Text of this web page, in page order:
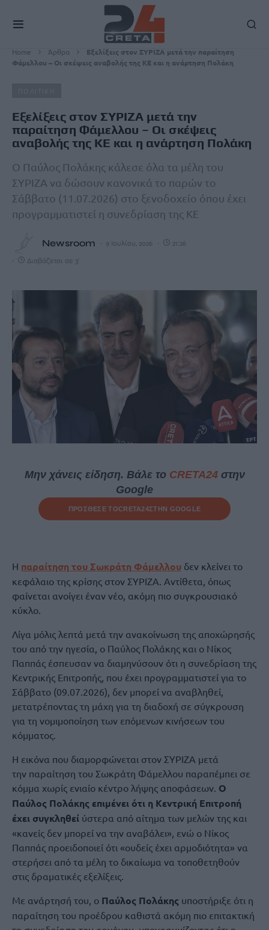
Home Άρθρα
Eξελίξεις στον ΣΥΡΙΖΑ μετά την παραίτηση
Φάμελλου – Oι σκέψεις αναβολής της ΚΕ και η ανάρτηση Πολάκη
Eξελίξεις στον ΣΥΡΙΖΑ μετά την
παραίτηση Φάμελλου – Oι σκέψεις
αναβολής της ΚΕ και η ανάρτηση Πολάκη
Ο Παύλος Πολάκης κάλεσε όλα τα μέλη του
ΣΥΡΙΖΑ να δώσουν κανονικά το παρών το
Σάββατο (11.07.2026) στο ξενοδοχείο όπου έχει
προγραμματιστεί η συνεδρίαση της ΚΕ
Newsroom 9 Ιουλίου, 2026 21:26
Διαβάζεται σε 3'
Μην χάνεις είδηση. Βάλε το CRETA24στην
Google
ΠΡΟΣΘΕΣΕ ΤΟCRETA24ΣΤΗΝ GOOGLE
Η παραίτηση του Σωκράτη Φάμελλου δεν κλείνει το
κεφάλαιο της κρίσης στον ΣΥΡΙΖΑ. Αντίθετα, όπως
φαίνεται ανοίγει έναν νέο, ακόμη πιο συγκρουσιακό
κύκλο.
Λίγα μόλις λεπτά μετά την ανακοίνωση της αποχώρησής
του από την ηγεσία, ο Παύλος Πολάκης και ο Νίκος
Παππάς έσπευσαν να διαμηνύσουν ότι η συνεδρίαση της
Κεντρικής Επιτροπής, που έχει προγραμματιστεί για το
Σάββατο (09.07.2026), δεν μπορεί να αναβληθεί,
μετατρέποντας τη μάχη για τη διαδοχή σε σύγκρουση
για τη νομιμοποίηση των επόμενων κινήσεων του
κόμματος.
Η εικόνα που διαμορφώνεται στον ΣΥΡΙΖΑ μετά
την παραίτηση του Σωκράτη Φάμελλου παραπέμπει σε
κόμμα χωρίς ενιαίο κέντρο λήψης αποφάσεων. Ο
Παύλος Πολάκης επιμένει ότι η Κεντρική Επιτροπή
έχει συγκληθεί ύστερα από αίτημα των μελών της και
«κανείς δεν μπορεί να την αναβάλει», ενώ ο Νίκος
Παππάς προειδοποιεί ότι «ουδείς έχει αρμοδιότητα» να
στερήσει από τα μέλη το δικαίωμα να τοποθετηθούν
στις δραματικές εξελίξεις.
Με ανάρτησή του, ο Παύλος Πολάκης υποστήριξε ότι η
παραίτηση του προέδρου καθιστά ακόμη πιο επιτακτική